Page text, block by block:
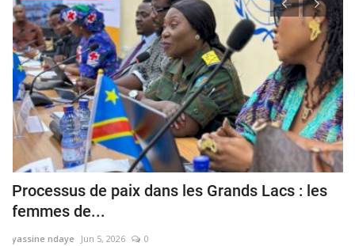
Processus de paix dans les Grands Lacs : les
femmes de...
yassine ndaye Jun 5, 2026 0